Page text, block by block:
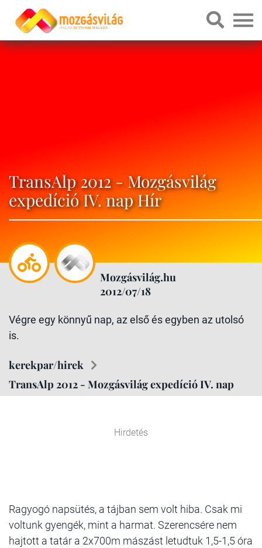
TransAlp 2012 - Mozgásvilág
expedíció IV. nap Hír
Mozgásvilág.hu
2012/07/18
Végre egy könnyű nap, az első és egyben az utolsó
is.
kerekpar/hirek
TransAlp 2012 - Mozgásvilág expedíció IV. nap
Hirdetés
Ragyogó napsütés, a tájban sem volt hiba. Csak mi
voltunk gyengék, mint a harmat. Szerencsére nem
hajtott a tatár a 2x700m mászást letudtuk 1,5-1,5 óra